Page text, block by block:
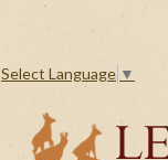
Select Language ▼